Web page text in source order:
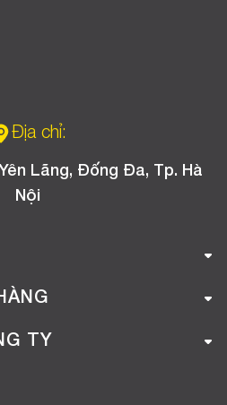
Địa chỉ:
Lãng, Đống Đa, Tp. Hà
Nội
TY